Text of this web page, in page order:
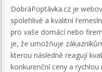
DobráPoptávka.cz je
spolehlivé a kvalitní
pro vaše domácí nebo
je, že umožňuje
kterou následně reagují
konkurenční ceny a